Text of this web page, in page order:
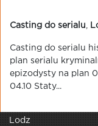
Casting do serialu
Casting do serialu
plan serialu
epizodysty na plan
04.10 Staty...
Lodz